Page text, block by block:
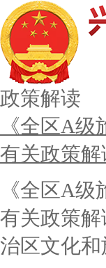
政策解读
《全区A
有关政策解
《全区A
有关政策
治区文化